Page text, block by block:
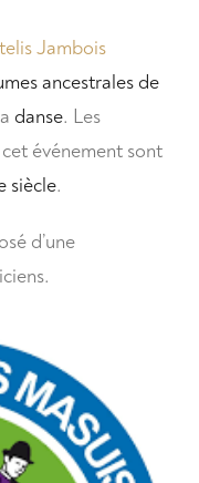
Jambois
ancestrales de
danse. Les
événement sont
siècle.
d’une